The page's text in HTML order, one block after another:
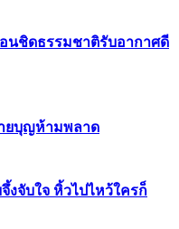
นชิดธรรมชาติรับอากาศดี
ยบุญห้ามพลาด
งจับใจ หิ้วไปไหว้ใครก็